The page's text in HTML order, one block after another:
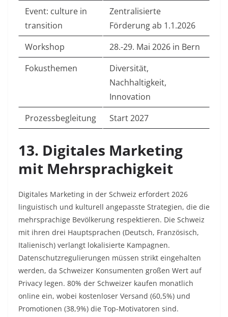
Event: culture in
transition
Zentralisierte
Förderung ab 1.1.2026 ​
Workshop
28.-29. Mai 2026 in Bern ​
Fokusthemen
Diversität,
Nachhaltigkeit,
Innovation ​
Prozessbegleitung
Start 2027 ​
13. Digitales Marketing
mit Mehrsprachigkeit
Digitales Marketing in der Schweiz erfordert 2026
linguistisch und kulturell angepasste Strategien, die die
mehrsprachige Bevölkerung respektieren. Die Schweiz
mit ihren drei Hauptsprachen (Deutsch, Französisch,
Italienisch) verlangt lokalisierte Kampagnen.
Datenschutzregulierungen müssen strikt eingehalten
werden, da Schweizer Konsumenten großen Wert auf
Privacy legen. 80% der Schweizer kaufen monatlich
online ein, wobei kostenloser Versand (60,5%) und
Promotionen (38,9%) die Top-Motivatoren sind.